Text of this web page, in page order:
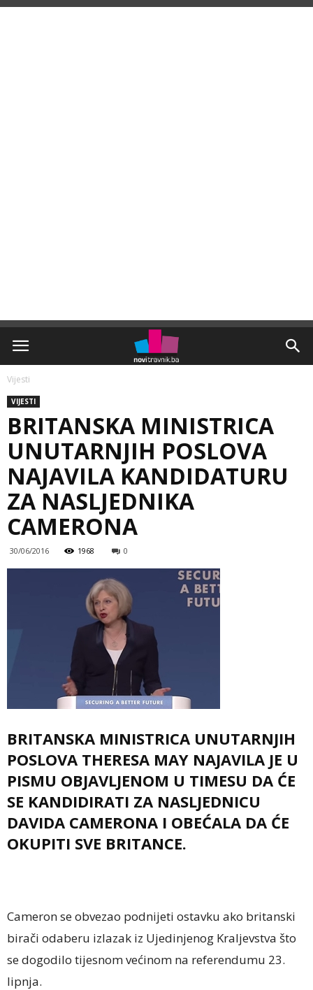
Vijesti
VIJESTI
BRITANSKA MINISTRICA
UNUTARNJIH POSLOVA
NAJAVILA KANDIDATURU
ZA NASLJEDNIKA
CAMERONA
30/06/2016 1968 0
BRITANSKA MINISTRICA UNUTARNJIH
POSLOVA THERESA MAY NAJAVILA JE U
PISMU OBJAVLJENOM U TIMESU DA ĆE
SE KANDIDIRATI ZA NASLJEDNICU
DAVIDA CAMERONA I OBEĆALA DA ĆE
OKUPITI SVE BRITANCE.
Cameron se obvezao podnijeti ostavku ako britanski
birači odaberu izlazak iz Ujedinjenog Kraljevstva što
se dogodilo tijesnom većinom na referendumu 23.
lipnja.